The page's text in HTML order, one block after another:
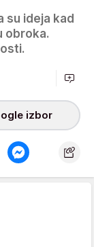
su ideja kad
obroka.
izbor